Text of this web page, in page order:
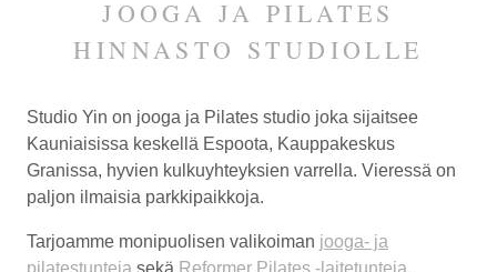
Kauniaisissa
keskellä
Espoota.
JOOGA JA PILATES
HINNASTO STUDIOLLE
Studio Yin on jooga ja Pilates studio joka sijaitsee
Kauniaisissa keskellä Espoota, Kauppakeskus
Granissa, hyvien kulkuyhteyksien varrella. Vieressä on
paljon ilmaisia parkkipaikkoja.
Tarjoamme monipuolisen valikoiman jooga- ja
pilatestunteja sekä Reformer Pilates -laitetunteja.